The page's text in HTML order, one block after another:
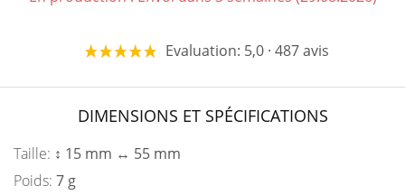
Evaluation: 5,0 · 487 avis
DIMENSIONS ET SPÉCIFICATIONS
Taille: ↕ 15 mm ↔ 55 mm
Poids: 7 g